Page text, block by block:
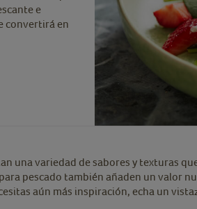
e
convertirá en
una variedad de sabores y texturas
pescado también añaden un valor
aún más inspiración, echa un